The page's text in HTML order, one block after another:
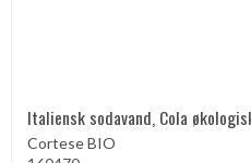
Italiensk sodavand, Cola
Cortese BIO